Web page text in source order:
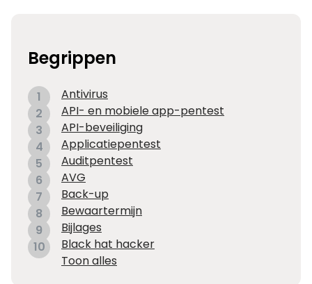
Begrippen
1
Antivirus
2
API- en mobiele app-pentest
3
API-beveiliging
4
Applicatiepentest
5
Auditpentest
6
AVG
7
Back-up
8
Bewaartermijn
9
Bijlages
10
Black hat hacker
Toon alles